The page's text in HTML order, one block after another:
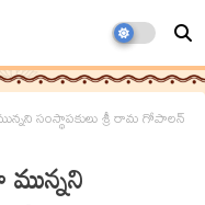
సంస్థాపకులు శ్రీ రామ గోపాలన్
మున్నని